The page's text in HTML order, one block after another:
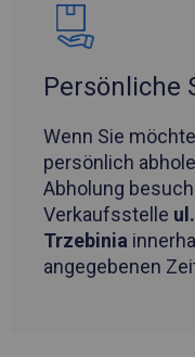
Persönliche
Wenn Sie
persönlich
Abholung
Verkaufsstelle
Trzebinia
angegebenen